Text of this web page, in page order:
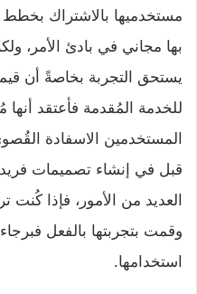
مستخدميها بالاشتراك بخطط
بها مجاني في بادئ الأمر،
يستحق التجربة بخاصةً أن
للخدمة المُقدمة فأعتقد
المستخدمين الاسفادة
قبل في إنشاء تصميمات
العديد من الأمور، فإذا كُنت
وقمت بتجربتها بالفعل
استخدامها.